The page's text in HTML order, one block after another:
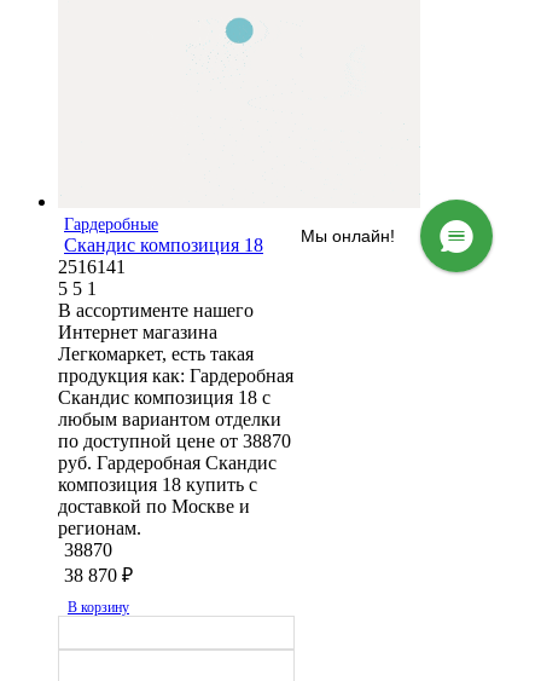
Гардеробные
Скандис композиция 18
2516141
5 5 1
В ассортименте нашего
Интернет магазина
Легкомаркет, есть такая
продукция как: Гардеробная
Скандис композиция 18 с
любым вариантом отделки
по доступной цене от 38870
руб. Гардеробная Скандис
композиция 18 купить с
доставкой по Москве и
регионам.
38870
38 870 ₽
В корзину
Мы онлайн!